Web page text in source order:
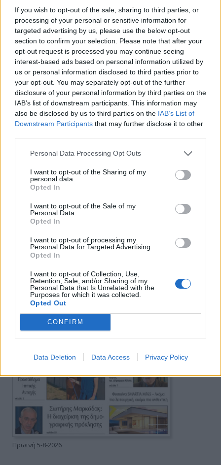
If you wish to opt-out of the sale, sharing to third parties, or
processing of your personal or sensitive information for
targeted advertising by us, please use the below opt-out
section to confirm your selection. Please note that after your
opt-out request is processed you may continue seeing
interest-based ads based on personal information utilized by
us or personal information disclosed to third parties prior to
your opt-out. You may separately opt-out of the further
disclosure of your personal information by third parties on the
IAB’s list of downstream participants. This information may
also be disclosed by us to third parties on the IAB’s List of
Downstream Participants that may further disclose it to other
Personal Data Processing Opt Outs
I want to opt-out of the Sharing of my
personal data.
Opted In
I want to opt-out of the Sale of my
Personal Data.
Opted In
I want to opt-out of processing my
Personal Data for Targeted Advertising.
Opted In
I want to opt-out of Collection, Use,
Retention, Sale, and/or Sharing of my
Personal Data that Is Unrelated with the
Purposes for which it was collected.
Opted Out
CONFIRM
Data Deletion Data Access Privacy Policy
Πρωινή
Πρωινή 5-8-2026